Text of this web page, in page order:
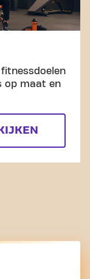
op maat en